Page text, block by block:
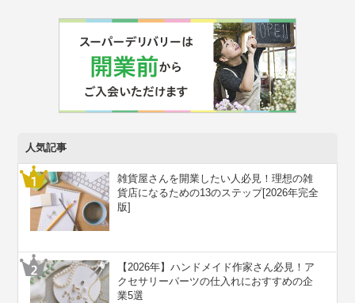
人気記事
雑貨屋さんを開業したい人必見！理想の雑
貨店になるための13のステップ[2026年完全
版]
【2026年】ハンドメイド作家さん必見！ア
クセサリーパーツの仕入れにおすすめの企
業5選